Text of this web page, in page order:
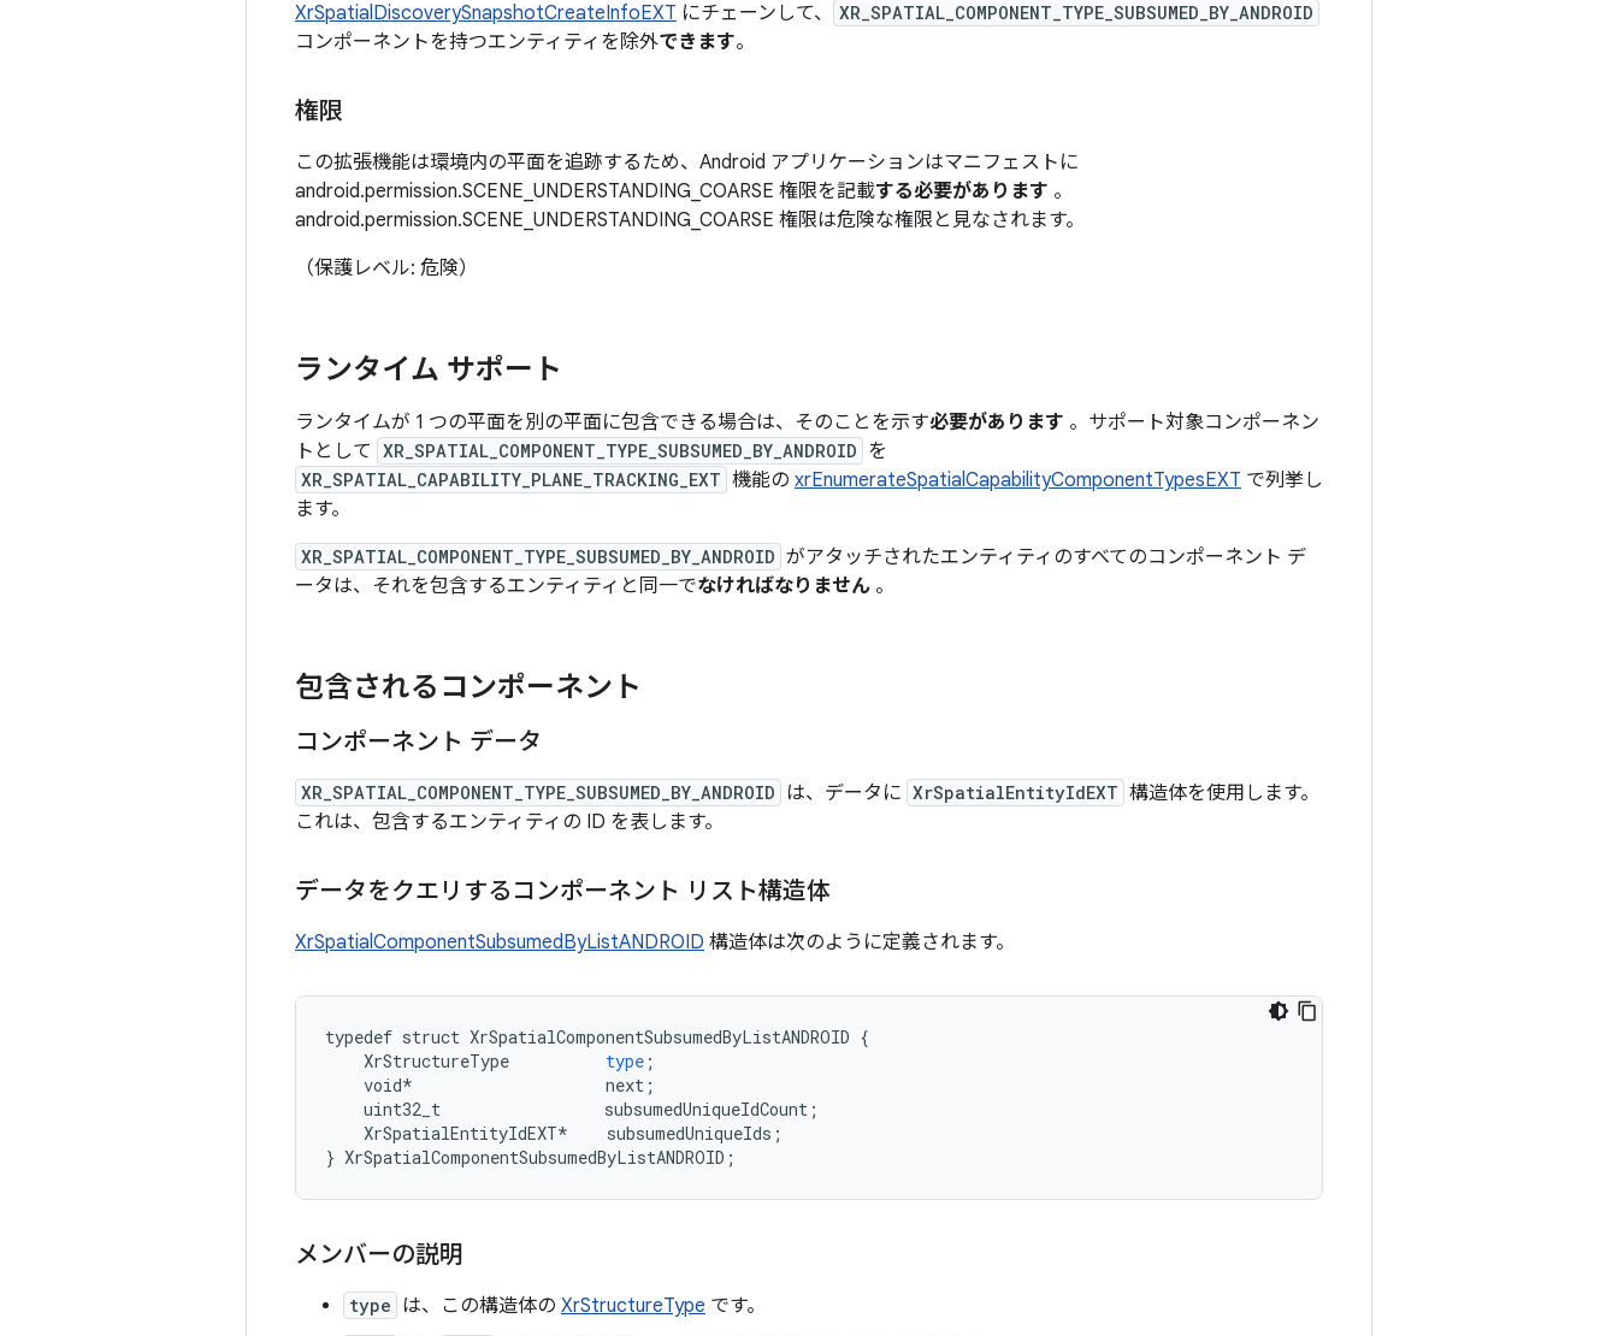
XrSpatialDiscoverySnapshotCreateInfoEXT にチェーンして、 XR_SPATIAL_COMPONENT_TYPE_SUBSUMED_BY_ANDROID
コンポーネントを持つエンティティを除外できます。
権限
この拡張機能は環境内の平面を追跡するため、Android アプリケーションはマニフェストに
android.permission.SCENE_UNDERSTANDING_COARSE 権限を記載する必要があります 。
android.permission.SCENE_UNDERSTANDING_COARSE 権限は危険な権限と見なされます。
（保護レベル: 危険）
ランタイム サポート
ランタイムが 1 つの平面を別の平面に包含できる場合は、そのことを示す必要があります 。サポート対象コンポーネン
トとして XR_SPATIAL_COMPONENT_TYPE_SUBSUMED_BY_ANDROID を
XR_SPATIAL_CAPABILITY_PLANE_TRACKING_EXT 機能の xrEnumerateSpatialCapabilityComponentTypesEXT で列挙し
ます。
XR_SPATIAL_COMPONENT_TYPE_SUBSUMED_BY_ANDROID がアタッチされたエンティティのすべてのコンポーネント デ
ータは、それを包含するエンティティと同一でなければなりません 。
包含されるコンポーネント
コンポーネント データ
XR_SPATIAL_COMPONENT_TYPE_SUBSUMED_BY_ANDROID は、データに XrSpatialEntityIdEXT 構造体を使用します。
これは、包含するエンティティの ID を表します。
データをクエリするコンポーネント リスト構造体
XrSpatialComponentSubsumedByListANDROID 構造体は次のように定義されます。
typedef struct XrSpatialComponentSubsumedByListANDROID {
XrStructureType
type ;
void* next ;
uint32_t
subsumedUniqueIdCount ;
XrSpatialEntityIdEXT* subsumedUniqueIds ;
} XrSpatialComponentSubsumedByListANDROID ;
メンバーの説明
type は、この構造体の XrStructureType です。